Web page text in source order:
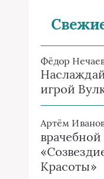
Фёдор
игрой
Артём
Красоты»